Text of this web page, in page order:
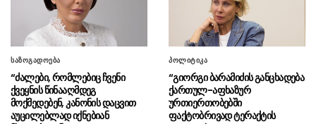
06.08 - 13:22“დიდი იმედი მაქვს,
გათითოკაცებული თუ გათითოქალებული
„ნაციონალური მოძრაობის“ გედის ბოლო
სიმღერას ვხედავთ”
06.08 - 13:00უკრაინული მედია:
ევროკავშირმა სამხედრო ასაკის მქონე
უკრაინის მოქალაქეებისთვის თავშესაფრის
საზოგადოება
“ძალები, რომლებიც ჩვენი
ქვეყნის წინააღმდეგ
მოქმედებენ, კანონის დაცვით
აუცილებლად იქნებიან
პოლიტიკა
“გიორგი ბარამიძის განცხადება
ქართულ-აფხაზურ
ურთიერთობებში
ფაქტობრივად ტერაქტის